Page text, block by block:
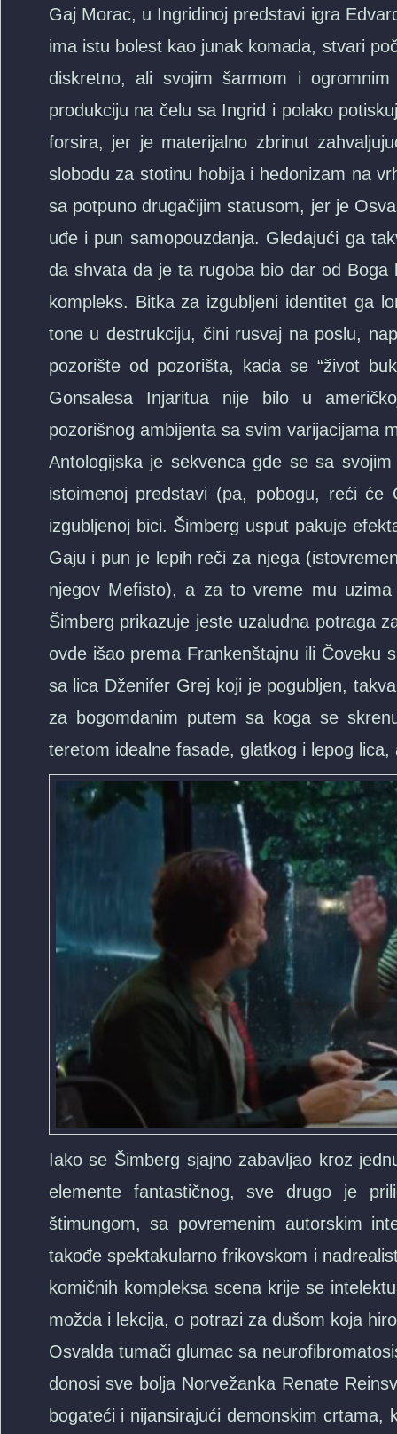
Gaj Morac, u Ingridinoj predstavi igra
ima istu bolest kao junak komada, stvari
diskretno, ali svojim šarmom i
produkciju na čelu sa Ingrid i polako
forsira, jer je materijalno zbrinut
slobodu za stotinu hobija i hedonizam na
sa potpuno drugačijim statusom, jer je
uđe i pun samopouzdanja. Gledajući ga
da shvata da je ta rugoba bio dar od
kompleks. Bitka za izgubljeni identitet ga
tone u destrukciju, čini rusvaj na poslu,
pozorište od pozorišta, kada se “život
Gonsalesa Injaritua nije bilo u
pozorišnog ambijenta sa svim varijacijama
Antologijska je sekvenca gde se sa
istoimenoj predstavi (pa, pobogu, reći
izgubljenoj bici. Šimberg usput pakuje
Gaju i pun je lepih reči za njega
njegov Mefisto), a za to vreme mu
Šimberg prikazuje jeste uzaludna potraga
ovde išao prema Frankenštajnu ili Čoveku
sa lica Dženifer Grej koji je pogubljen,
za bogomdanim putem sa koga se
teretom idealne fasade, glatkog i lepog
Iako se Šimberg sjajno zabavljao kroz
elemente fantastičnog, sve drugo je
štimungom, sa povremenim autorskim
takođe spektakularno frikovskom i
komičnih kompleksa scena krije se
možda i lekcija, o potrazi za dušom koja
Osvalda tumači glumac sa
donosi sve bolja Norvežanka Renate
bogateći i nijansirajući demonskim